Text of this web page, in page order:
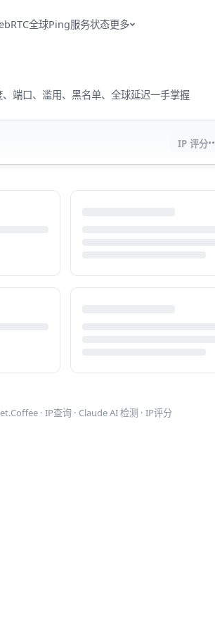
全球Ping服务状态更多
端口、滥用、黑名单、全球延迟一手掌握
IP 评分··
· IP查询 · Claude AI 检测 · IP评分